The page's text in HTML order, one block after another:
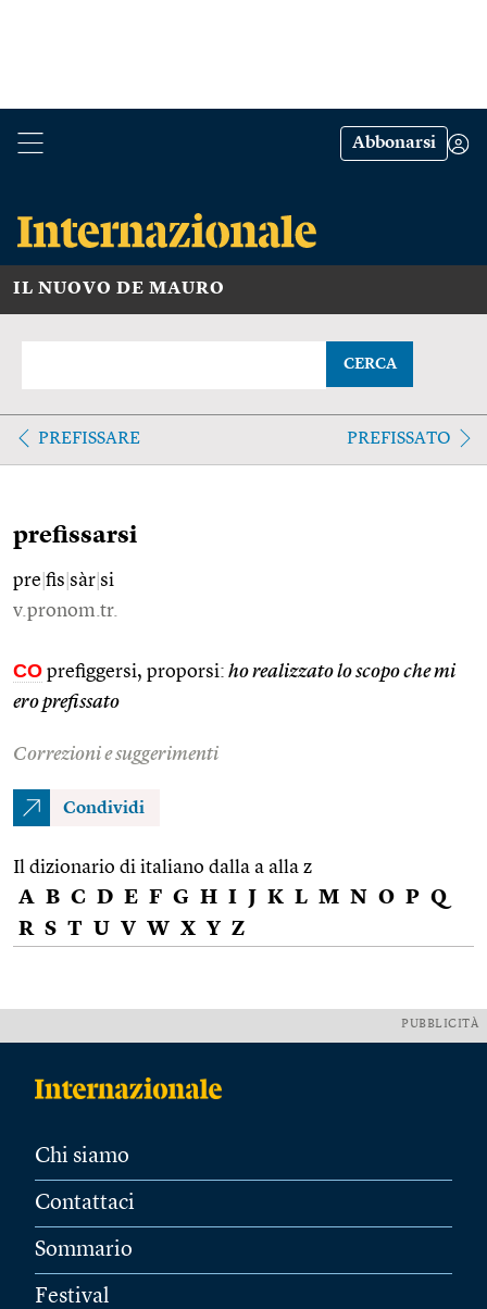
Abbonarsi
IL NUOVO DE MAURO
CERCA
PREFISSARE PREFISSATO
prefissarsi
pre fis sàr si
v.pronom.tr.
CO prefiggersi, proporsi: ho realizzato lo scopo che mi
ero prefissato
Correzioni e suggerimenti
Condividi
Il dizionario di italiano dalla a alla z
A B C D E F G H I J K L M N O P Q
R S T U V W X Y Z
PUBBLICITÀ
Chi siamo
Contattaci
Sommario
Festival